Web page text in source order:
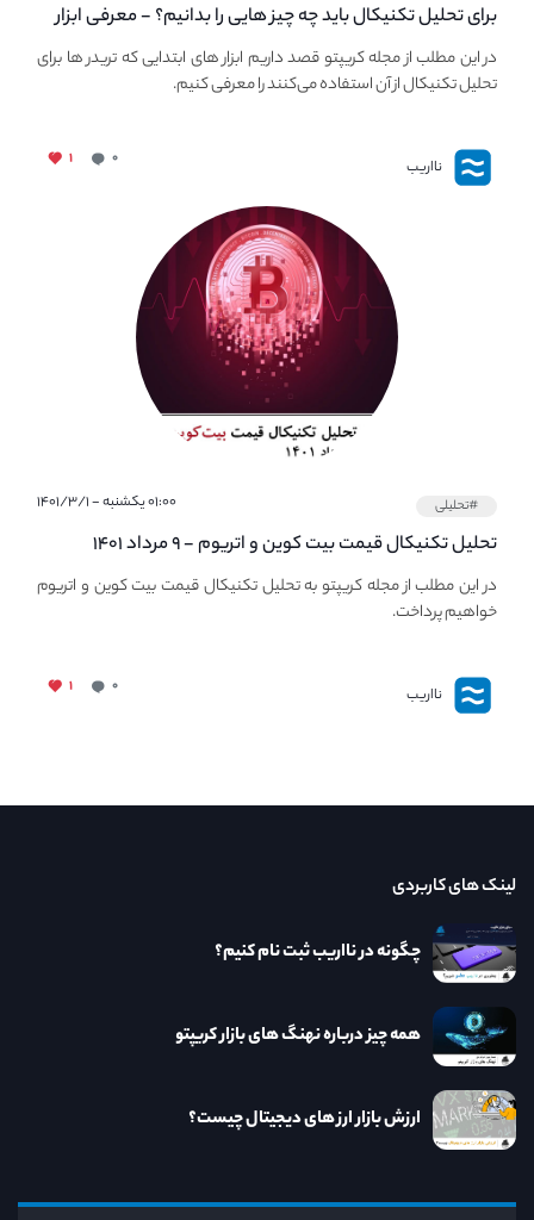
برای تحلیل تکنیکال باید چه چیز هایی را بدانیم؟ - معرفی ابزار
اولیه تحلیل تکنیکال در مجله کریپتو
در این مطلب از مجله کریپتو قصد داریم ابزار های ابتدایی که تریدر ها برای
تحلیل تکنیکال از آن استفاده می‌کنند را معرفی کنیم.
نااریب ۰ ۱
#تحلیلی ۰۱:۰۰ یکشنبه - ۱۴۰۱/۳/۱
تحلیل تکنیکال قیمت بیت کوین و اتریوم - ۹ مرداد ۱۴۰۱
در این مطلب از مجله کریپتو به تحلیل تکنیکال قیمت بیت کوین و اتریوم
خواهیم پرداخت.
نااریب ۰ ۱
لینک های کاربردی
چگونه در نااریب ثبت نام کنیم؟
همه چیز درباره نهنگ های بازار کریپتو
ارزش بازار ارز های دیجیتال چیست؟